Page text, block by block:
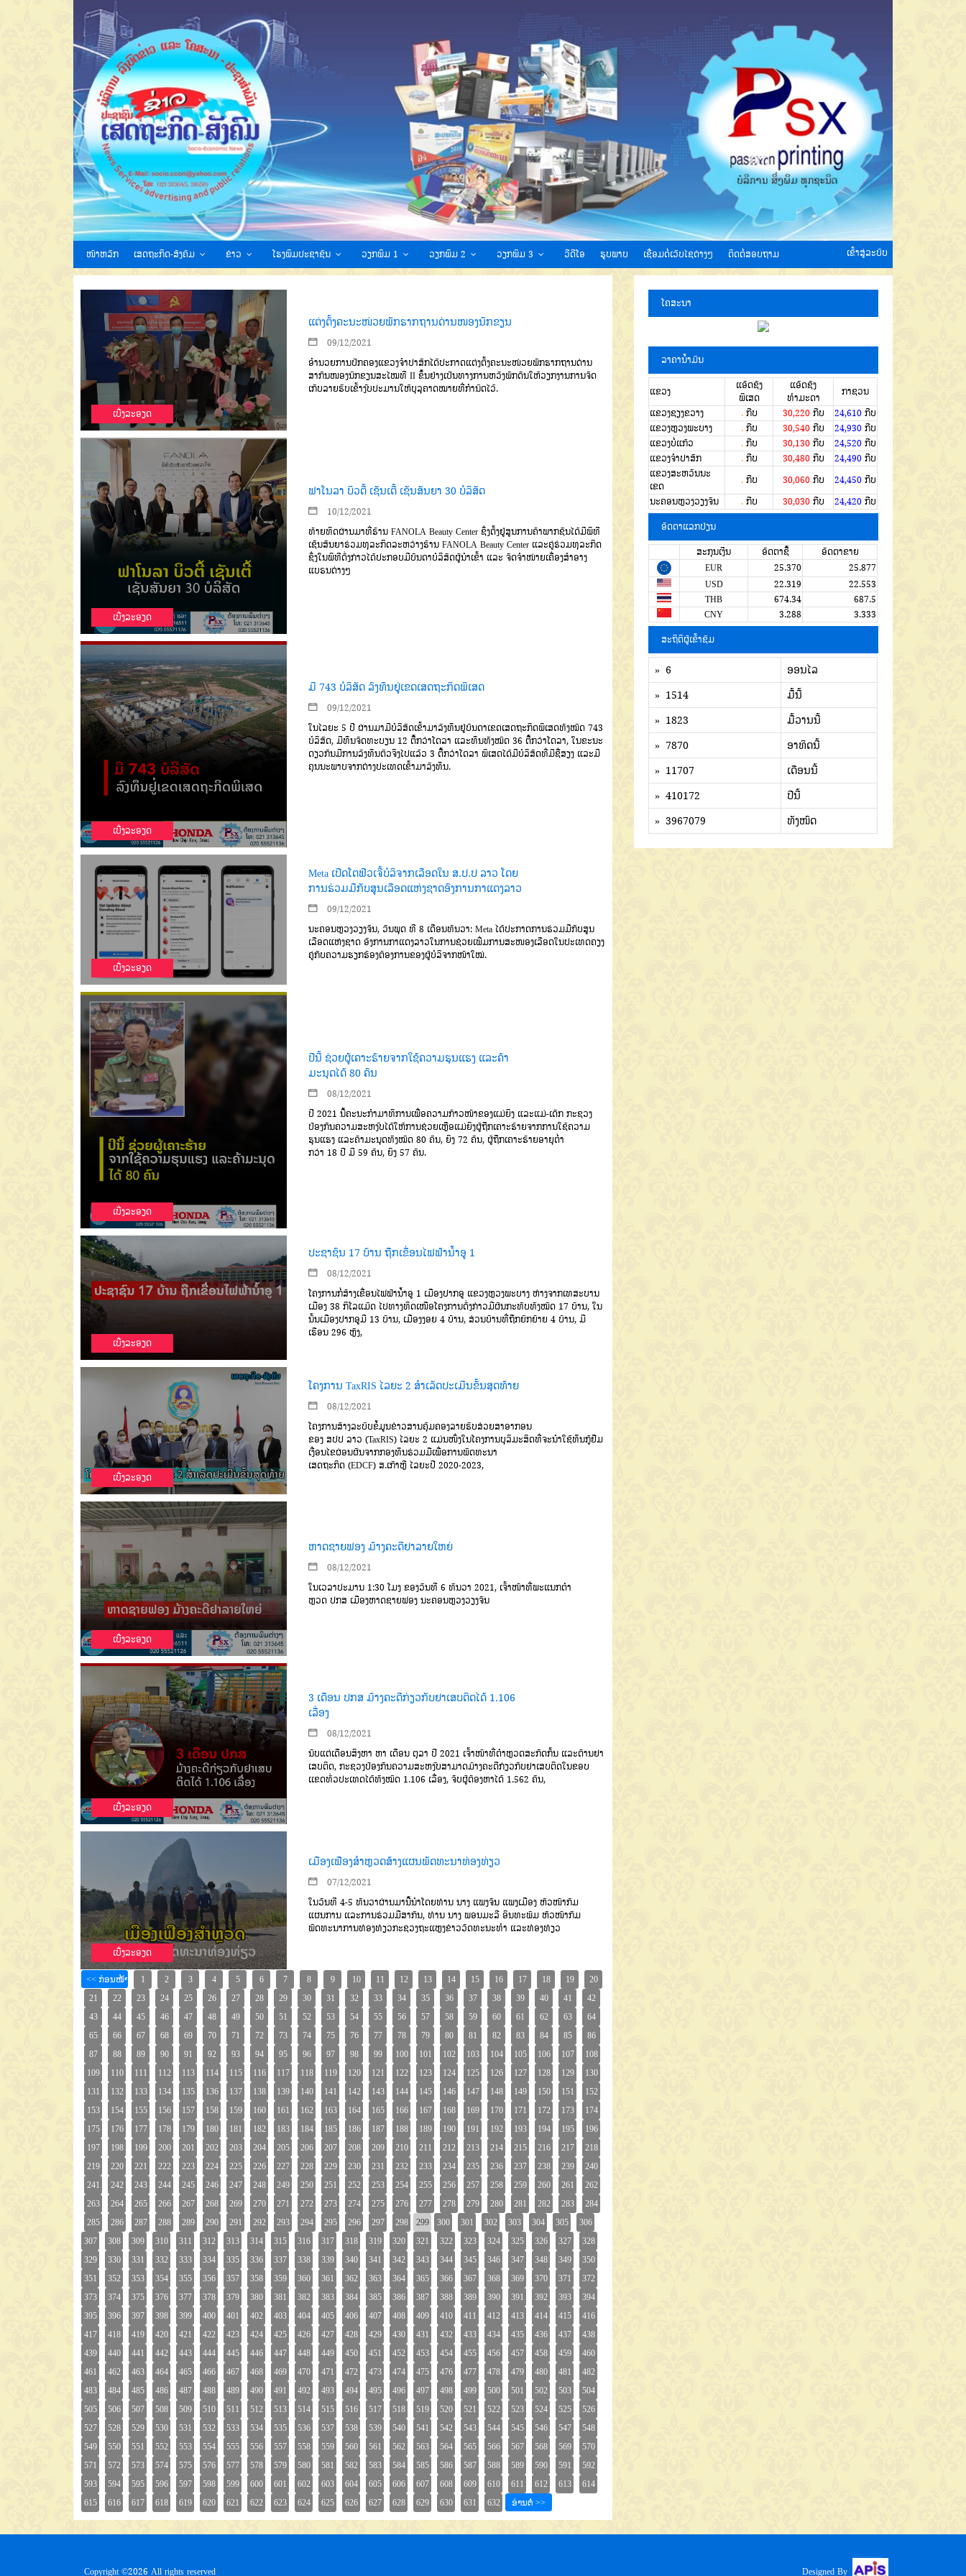
ໜ້າຫລັກ ເສດຖະກິດ-ສັງຄົມ ຂ່າວ ໂຮງພິມປະຊາຊົນ ວຽກພິມ 1 ວຽກພິມ 2 ວຽກພິມ 3 ວີດີໂອ ຮູບພາບ ເຊື່ອມຕໍ່ເວັບໄຊຕ່າງໆ ຕິດຕໍ່ສອບຖາມ ເຂົ້າສູ່ລະບົບ
ເບີ່ງລະອຽດ
ແຕ່ງຕັ້ງຄະນະໜ່ວຍພັກຮາກຖານດ່ານໜອງນົກຂຽນ
09/12/2021
ອຳນວຍການປົກຄອງແຂວງຈຳປາສັກໄດ້ປະກາດແຕ່ງຕັ້ງຄະນະໜ່ວຍພັກຮາກຖານດ່ານ
ສາກົນໜອງນົກຂຽນສະໄໝທີ II ຂຶ້ນຢ່າງເປັນທາງການຫວັງພັກດັນໃຫ້ວຽກງານການຈັດ
ເກັບລາຍຮັບເຂົ້າງົບປະມານໃຫ້ບຸລຸຄາດໝາຍທີ່ກຳນົດໄວ້.
ເບີ່ງລະອຽດ
ຟາໂນລາ ບິວຕີ້ ເຊັນເຕີ້ ເຊັນສັນຍາ 30 ບໍລິສັດ
10/12/2021
ທ້າຍທິດຜ່ານມາທີ່ຮ້ານFANOLA Beauty Center ຊຶ່ງຕັ້ງຢູ່ສູນການຄ້າພາກຊັນໄດ້ມີພິທີ
ເຊັນສັນຍາຮ່ວມທຸລະກິດລະຫວ່າງຮ້ານFANOLA Beauty Center ແລະຄູ່ຮ່ວມທຸລະກິດ
ຊຶ່ງໃນພິທີດັ່ງກ່າວໄດ້ປະກອບມີບັນດາບໍລິສັດຜູ້ນຳເຂົ້າ ແລະ ຈັດຈຳໜ່າຍເຄື່ອງສຳອາງ
ແບຣນຕ່າງໆ
ເບີ່ງລະອຽດ
ມີ 743 ບໍລິສັດ ລົງທຶນຢູ່ເຂດເສດຖະກິດພິເສດ
09/12/2021
ໃນໄລຍະ 5 ປີ ຜ່ານມາມີບໍລິສັດເຂົ້າມາລົງທຶນຢູ່ບັນດາເຂດເສດຖະກິດພິເສດທັງໝົດ 743
ບໍລິສັດ, ມີທຶນຈົດທະບຽນ 12 ຕື້ກວ່າໂດລາ ແລະທຶນທັງໝົດ 36 ຕື້ກວ່າໂດລາ, ໃນຂະນະ
ດຽວກັນມີການລົງທຶນຕົວຈິງໄປແລ້ວ 3 ຕື້ກວ່າໂດລາ ພິເສດໄດ້ມີບໍລິສັດທີ່ມີຊື່ສຽງ ແລະມີ
ຄຸນນະພາບຈາກຕ່າງປະເທດເຂົ້າມາລົງທຶນ.
ເບີ່ງລະອຽດ
Meta ເປີດໂຕຟີວເຈີ້ບໍລິຈາກເລືອດໃນ ສ.ປ.ປ ລາວ ໂດຍ
ການຮ່ວມມືກັບສູນເລືອດແຫ່ງຊາດອົງການກາແດງລາວ
09/12/2021
ນະຄອນຫຼວງວຽງຈັນ, ວັນພຸດ ທີ 8 ເດືອນທັນວາ:Meta ໄດ້ປະກາດການຮ່ວມມືກັບສູນ
ເລືອດແຫ່ງຊາດ ອົງການກາແດງລາວໃນການຊ່ວຍເພີ່ມການສະໜອງເລືອດໃນປະເທດຄຽງ
ຄູ່ກັບຄວາມຮຽກຮ້ອງຕ້ອງການຂອງຜູ້ບໍລິຈາກໜ້າໃໝ່.
ເບີ່ງລະອຽດ
ປີນີ້ ຊ່ວຍຜູ້ເຄາະຮ້າຍຈາກໃຊ້ຄວາມຮຸນແຮງ ແລະຄ້າ
ມະນຸດໄດ້ 80 ຄົນ
08/12/2021
ປີ2021 ນີ້ຄະນະກໍາມາທິການເພື່ອຄວາມກ້າວໜ້າຂອງແມ່ຍິງ ແລະແມ່-ເດັກ ກະຊວງ
ປ້ອງກັນຄວາມສະຫງົບໄດ້ໃຫ້ການຊ່ວຍເຫຼືອແມ່ຍິງຜູ້ຖືກເຄາະຮ້າຍຈາກການໃຊ້ຄວາມ
ຮຸນແຮງ ແລະຄ້າມະນຸດທັງໝົດ80 ຄົນ, ຍິງ 72 ຄົນ, ຜູ້ຖືກເຄາະຮ້າຍອາຍຸຕໍ່າ
ກວ່າ 18 ປີ ມີ59 ຄົນ, ຍິງ57 ຄົນ.
ເບີ່ງລະອຽດ
ປະຊາຊົນ 17 ບ້ານ ຖືກເຂື່ອນໄຟຟ້ານໍ້າອູ 1
08/12/2021
ໂຄງການກໍ່ສ້າງເຂື່ອນໄຟຟ້ານໍ້າອູ 1 ເມືອງປາກອູ ແຂວງຫຼວງພະບາງ ຫ່າງຈາກເທສະບານ
ເມືອງ38 ກິໂລແມັດ ໄປທາງທິດເໜືອໂຄງການດັ່ງກ່າວມີຜົນກະທົບທັງໝົດ17 ບ້ານ, ໃນ
ນັ້ນເມືອງປາກອູມີ13 ບ້ານ, ເມືອງງອຍ4 ບ້ານ, ສ່ວນບ້ານທີ່ຖືກຍົກຍ້າຍ 4 ບ້ານ, ມີ
ເຮືອນ296 ຫຼັງ,
ເບີ່ງລະອຽດ
ໂຄງການ TaxRIS ໄລຍະ 2 ສໍາເລັດປະເມີນຂັ້ນສຸດທ້າຍ
08/12/2021
ໂຄງການສ້າງລະບົບຂໍ້ມູນຂ່າວສານຄຸ້ມຄອງລາຍຮັບສ່ວຍສາອາກອນ
ຂອງ ສປປ ລາວ (TaxRIS) ໄລຍະ 2 ແມ່ນໜຶ່ງໃນໂຄງການບຸລິມະສິດທີ່ຈະນໍາໃຊ້ທຶນກູ້ຢືມ
ເງື່ອນໄຂຜ່ອນຜັນຈາກກອງທຶນຮ່ວມມືເພື່ອການພັດທະນາ
ເສດຖະກິດ(EDCF) ສ.ເກົາຫຼີ ໄລຍະປີ2020-2023,
ເບີ່ງລະອຽດ
ຫາດຊາຍຟອງ ມ້າງຄະດີຢາລາຍໃຫຍ່
08/12/2021
ໃນເວລາປະມານ1:30 ໂມງ ຂອງວັນທີ6 ທັນວາ 2021, ເຈົ້າໜ້າທີ່ພະແນກຕໍາ
ຫຼວດ ປກສ ເມືອງຫາດຊາຍຟອງ ນະຄອນຫຼວງວຽງຈັນ
ເບີ່ງລະອຽດ
3 ເດືອນ ປກສ ມ້າງຄະດີກ່ຽວກັບຢາເສບຕິດໄດ້ 1.106
ເລື່ອງ
08/12/2021
ນັບແຕ່ເດືອນສິງຫາ ຫາ ເດືອນ ຕຸລາ ປີ2021 ເຈົ້າໜ້າທີ່ຕໍາຫຼວດສະກັດກັ້ນ ແລະຕ້ານຢາ
ເສບຕິດ, ກະຊວງປ້ອງກັນຄວາມສະຫງົບສາມາດມ້າງຄະດີກ່ຽວກັບຢາເສບຕິດໃນຂອບ
ເເຂດທົ່ວປະເທດໄດ້ທັງໝົດ1.106 ເລື່ອງ, ຈັບຜູ້ຕ້ອງຫາໄດ້1.562 ຄົນ,
ເບີ່ງລະອຽດ
ເມືອງເຟືອງສຳຫຼວດສ້າງແຜນພັດທະນາທ່ອງທ່ຽວ
07/12/2021
ໃນວັນທີ4-5 ທັນວາຜ່ານມານີ້ນຳໂດຍທ່ານ ນາງ ແພງຈັນ ແພງເມືອງ ຫົວໜ້າກົມ
ແຜນການ ແລະການຮ່ວມມືສາກົນ, ທ່ານ ນາງ ພອນມະລີ ອິນທະພົມ ຫົວໜ້າກົມ
ພັດທະນາການທ່ອງທ່ຽວກະຊວງຖະແຫຼງຂ່າວວັດທະນະທຳ ແລະທ່ອງທ່ຽວ
ໂຄສະນາ
ລາຄານໍ້າມັນ
ແຂວງ
ແອັດຊັງ
ພິເສດ
ແອັດຊັງ
ທຳມະດາ
ກາຊວນ
ແຂວງຊຽງຂວາງ
.ກີບ 30,220ກີບ 24,610 ກີບ
ແຂວງຫຼວງພະບາງ
.ກີບ 30,540ກີບ 24,930 ກີບ
ແຂວງບໍ່ແກ້ວ
.ກີບ 30,130ກີບ 24,520 ກີບ
ແຂວງຈໍາປາສັກ
.ກີບ 30,480ກີບ 24,490 ກີບ
ແຂວງສະຫວັນນະ
ເຂດ
.ກີບ 30,060ກີບ 24,450 ກີບ
ນະຄອນຫຼວງວຽງຈັນ
.ກີບ 30,030ກີບ 24,420 ກີບ
ອັດຕາແລກປ່ຽນ
ສະກຸນເງີນ ອັດຕາຊື້
ອັດຕາຂາຍ
EUR
25.370
25.877
USD
22.319
22.553
THB
674.34
687.5
CNY
3.288 3.333
ສະຖິຕິຜູ້ເຂົ້າຊົມ
» 6
ອອນໄລ
» 1514
ມື້ນີ້
» 1823
ມື້ວານນີ້
» 7870
ອາທິດນີ້
» 11707
ເດືອນນີ້
» 410172
ປີນີ້
» 3967079
ທັງໜົດ
Copyright ©2026 All rights reserved Designed By